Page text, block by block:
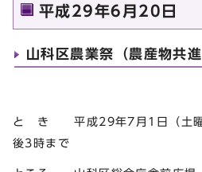
平成29年6月20日
山科区農業祭（農産物共
と き 平成29年7月1日（土曜
後3時まで